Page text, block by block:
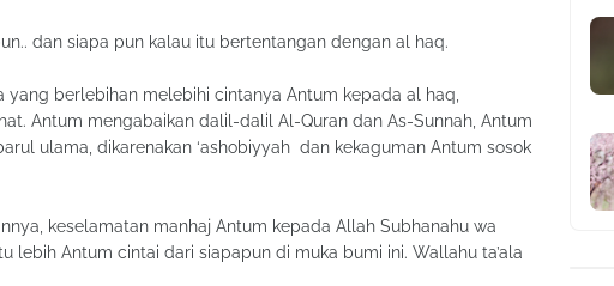
dan siapa pun kalau itu bertentangan dengan al haq.
berlebihan melebihi cintanya Antum kepada al haq,
Antum mengabaikan dalil-dalil Al-Quran dan As-Sunnah, Antum
ulama, dikarenakan ‘ashobiyyah dan kekaguman Antum sosok
keselamatan manhaj Antum kepada Allah Subhanahu wa
lebih Antum cintai dari siapapun di muka bumi ini. Wallahu ta’ala